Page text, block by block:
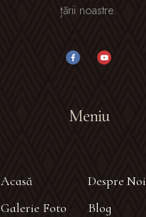
țării noastre.
Meniu
Acasă
Despre Noi
Galerie Foto
Blog